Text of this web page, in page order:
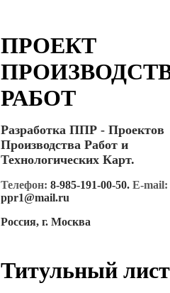
ПРОЕКТ
РАБОТ
Разработка ППР - Проектов
Производства Работ и
Технологических Карт.
Телефон: 8-985-191-00-50. E-mail:
ppr1@mail.ru
Россия, г. Москва
Титульный лист